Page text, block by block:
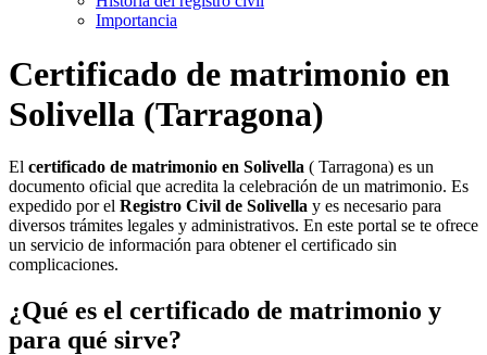
Importancia
Certificado de matrimonio en
Solivella (Tarragona)
El certificado de matrimonio en Solivella ( Tarragona) es un
documento oficial que acredita la celebración de un matrimonio. Es
expedido por el Registro Civil de Solivella y es necesario para
diversos trámites legales y administrativos. En este portal se te ofrece
un servicio de información para obtener el certificado sin
complicaciones.
¿Qué es el certificado de matrimonio y
para qué sirve?